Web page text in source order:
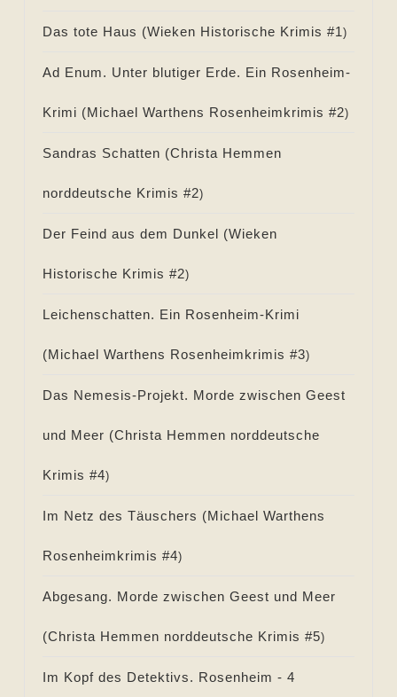
Das tote Haus (Wieken Historische Krimis #1)
Ad Enum. Unter blutiger Erde. Ein Rosenheim-
Krimi (Michael Warthens Rosenheimkrimis #2)
Sandras Schatten (Christa Hemmen
norddeutsche Krimis #2)
Der Feind aus dem Dunkel (Wieken
Historische Krimis #2)
Leichenschatten. Ein Rosenheim-Krimi
(Michael Warthens Rosenheimkrimis #3)
Das Nemesis-Projekt. Morde zwischen Geest
und Meer (Christa Hemmen norddeutsche
Krimis #4)
Im Netz des Täuschers (Michael Warthens
Rosenheimkrimis #4)
Abgesang. Morde zwischen Geest und Meer
(Christa Hemmen norddeutsche Krimis #5)
Im Kopf des Detektivs. Rosenheim - 4